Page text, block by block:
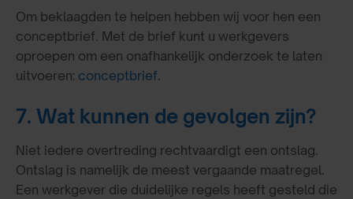
Om beklaagden te helpen hebben wij voor hen een
conceptbrief. Met de brief kunt u werkgevers
oproepen om een onafhankelijk onderzoek te laten
uitvoeren: conceptbrief.
7. Wat kunnen de gevolgen zijn?
Niet iedere overtreding rechtvaardigt een ontslag.
Ontslag is namelijk de meest vergaande maatregel.
Een werkgever die duidelijke regels heeft gesteld die